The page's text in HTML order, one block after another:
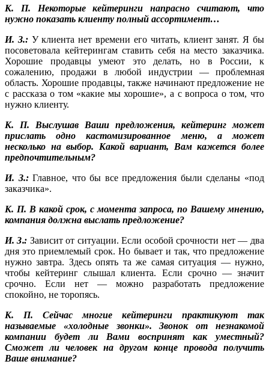
К. П. Некоторые кейтеринги напрасно считают, что
нужно показать клиенту полный ассортимент…
И. З.: У клиента нет времени его читать, клиент занят. Я бы
посоветовала кейтерингам ставить себя на место заказчика.
Хорошие продавцы умеют это делать, но в России, к
сожалению, продажи в любой индустрии — проблемная
область. Хорошие продавцы, также начинают предложение не
с рассказа о том «какие мы хорошие», а с вопроса о том, что
нужно клиенту.
К. П. Выслушав Ваши предложения, кейтеринг может
прислать одно кастомизированное меню, а может
несколько на выбор. Какой вариант, Вам кажется более
предпочтительным?
И. З.:Главное, что бы все предложения были сделаны «под
заказчика».
К. П. В какой срок, с момента запроса, по Вашему мнению,
компания должна выслать предложение?
И. З.: Зависит от ситуации. Если особой срочности нет — два
дня это приемлемый срок. Но бывает и так, что предложение
нужно завтра. Здесь опять та же самая ситуация — нужно,
чтобы кейтеринг слышал клиента. Если срочно — значит
срочно. Если нет — можно разработать предложение
спокойно, не торопясь.
К. П. Сейчас многие кейтеринги практикуют так
называемые «холодные звонки». Звонок от незнакомой
компании будет ли Вами воспринят как уместный?
Сможет ли человек на другом конце провода получить
Ваше внимание?